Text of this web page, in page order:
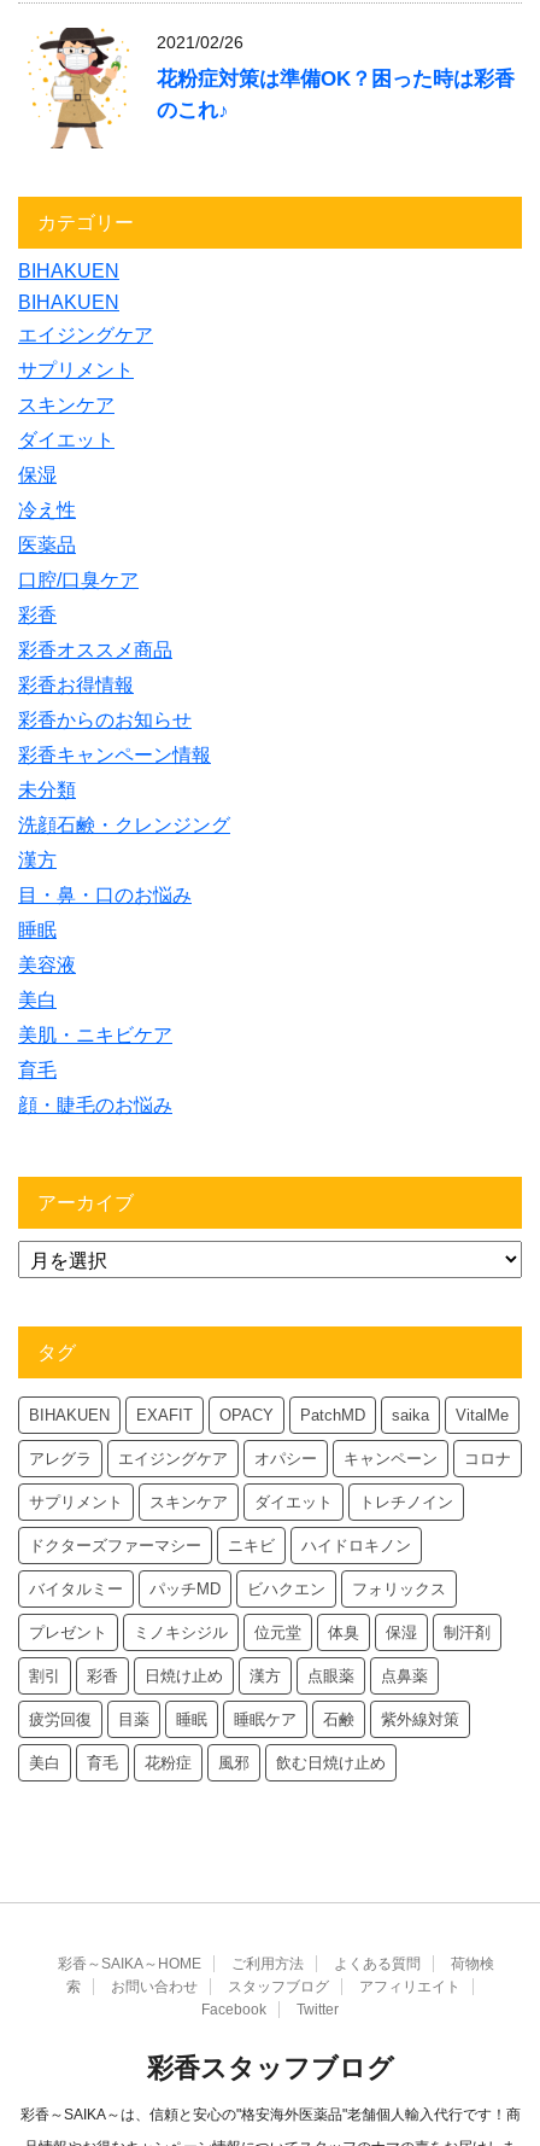
2021/02/26
花粉症対策は準備OK？困った時は彩香
のこれ♪
カテゴリー
BIHAKUEN
BIHAKUEN
エイジングケア
サプリメント
スキンケア
ダイエット
保湿
冷え性
医薬品
口腔/口臭ケア
彩香
彩香オススメ商品
彩香お得情報
彩香からのお知らせ
彩香キャンペーン情報
未分類
洗顔石鹸・クレンジング
漢方
目・鼻・口のお悩み
睡眠
美容液
美白
美肌・ニキビケア
育毛
顔・睫毛のお悩み
アーカイブ
タグ
BIHAKUEN EXAFIT OPACY PatchMD saika VitalMe
アレグラ エイジングケア オパシー キャンペーン コロナ
サプリメント スキンケア ダイエット トレチノイン
ドクターズファーマシー ニキビ ハイドロキノン
バイタルミー パッチMD ビハクエン フォリックス
プレゼント ミノキシジル 位元堂 体臭 保湿 制汗剤
割引 彩香 日焼け止め 漢方 点眼薬 点鼻薬
疲労回復 目薬 睡眠 睡眠ケア 石鹸 紫外線対策
美白 育毛 花粉症 風邪 飲む日焼け止め
彩香～SAIKA～HOME ご利用方法 よくある質問
荷物検
索
お問い合わせ スタッフブログ
アフィリエイト
Facebook
Twitter
彩香スタッフブログ
彩香～SAIKA～は、信頼と安心の"格安海外医薬品"老舗個人輸入代行です！商